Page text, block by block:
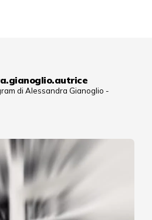
di Alessandra Gianoglio -